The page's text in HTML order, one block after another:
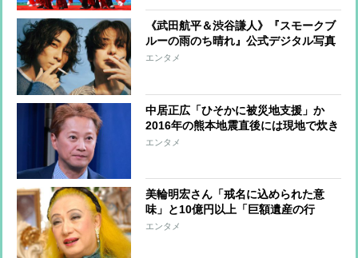
《武田航平＆渋谷謙人》『スモークブ
ルーの雨のち晴れ』公式デジタル写真
集アザーカットを一挙公開
エンタメ
中居正広「ひそかに被災地支援」か
2016年の熊本地震直後には現地で炊き
出し “誰にも知られなくて良い”と、
エンタメ
美輪明宏さん「戒名に込められた意
味」と10億円以上「巨額遺産の行
方」 つきっきりで私生活をサポート
エンタメ